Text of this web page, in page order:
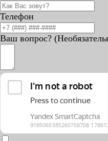
Телефон
Ваш вопрос?